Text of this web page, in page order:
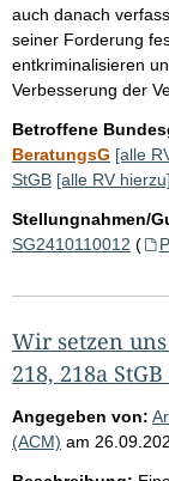
auch danach
seiner Forderung
entkriminalisieren
Verbesserung der
Betroffene
BeratungsG [alle
StGB [alle RV hierzu]
Stellungnahmen/
SG2410110012 (
Wir setzen
218, 218a
Angegeben von:
(ACM) am